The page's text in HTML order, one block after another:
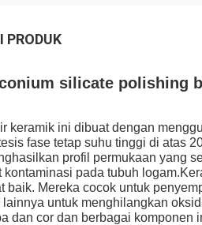
PRODUK
silicate polishing
keramik ini dibuat dengan
fase tetap suhu tinggi di atas
profil permukaan yang
kontaminasi pada tubuh
baik. Mereka cocok untuk
lainnya untuk menghilangkan
dan cor dan berbagai